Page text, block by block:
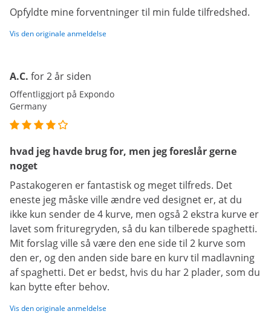
Opfyldte mine forventninger til min fulde tilfredshed.
Vis den originale anmeldelse
A.C. for 2 år siden
Offentliggjort på Expondo
Germany
hvad jeg havde brug for, men jeg foreslår gerne
noget
Pastakogeren er fantastisk og meget tilfreds. Det
eneste jeg måske ville ændre ved designet er, at du
ikke kun sender de 4 kurve, men også 2 ekstra kurve er
lavet som frituregryden, så du kan tilberede spaghetti.
Mit forslag ville så være den ene side til 2 kurve som
den er, og den anden side bare en kurv til madlavning
af spaghetti. Det er bedst, hvis du har 2 plader, som du
kan bytte efter behov.
Vis den originale anmeldelse